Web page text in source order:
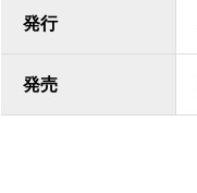
発行
発売